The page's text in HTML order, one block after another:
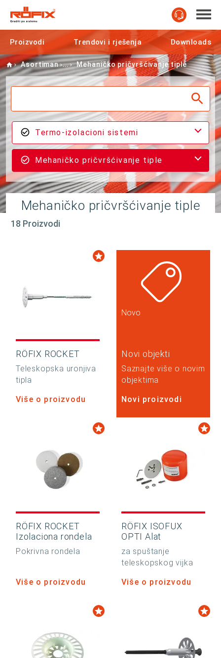
Proizvodi Trendovi i rješenja Downloads
Home
Asortiman Mehaničko pričvršćivanje tiple
Termo-izolacioni sistemi
Mehaničko pričvršćivanje tiple
Mehaničko pričvršćivanje tiple
18 Proizvodi
RÖFIX ROCKET
Teleskopska uronjiva
tipla
Više o proizvodu
Novo
Novi objekti
Saznajte više o novim
objektima
Novi proizvodi
RÖFIX ROCKET
Izolaciona rondela
Pokrivna rondela
Više o proizvodu
RÖFIX ISOFUX
OPTI Alat
za spuštanje
teleskopskog vijka
Više o proizvodu